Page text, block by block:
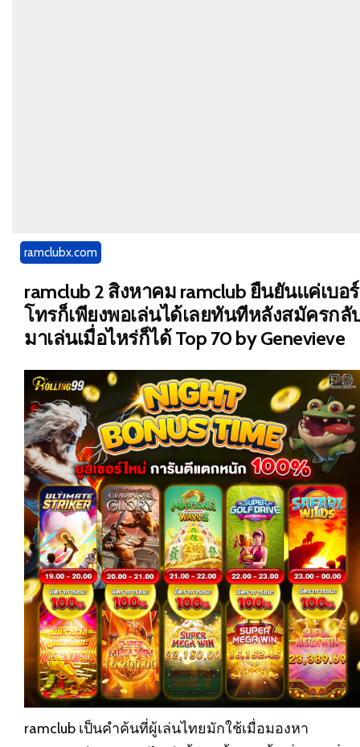
ramclubx.com
ramclub 2 สิงหาคม ramclub ยืนยันแค่เบอร์
โทรก็เพียงพอเล่นได้เลยทันทีหลังสมัครกลั
มาเล่นเมื่อไหร่ก็ได้ Top 70 by Genevieve
ramclub เป็นคำค้นที่ผู้เล่นไทยมักใช้เมื่อมองหา